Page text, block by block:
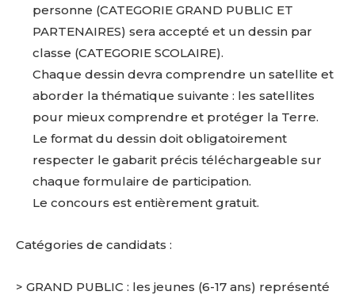
personne (CATEGORIE GRAND PUBLIC ET
PARTENAIRES) sera accepté et un dessin par
classe (CATEGORIE SCOLAIRE).
Chaque dessin devra comprendre un satellite et
aborder la thématique suivante : les satellites
pour mieux comprendre et protéger la Terre.
Le format du dessin doit obligatoirement
respecter le gabarit précis téléchargeable sur
chaque formulaire de participation.
Le concours est entièrement gratuit.
Catégories de candidats :
> GRAND PUBLIC : les jeunes (6-17 ans) représenté